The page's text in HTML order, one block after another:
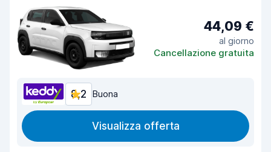
44,09 €
al giorno
Cancellazione gratuita
8,2 Buona
Visualizza offerta